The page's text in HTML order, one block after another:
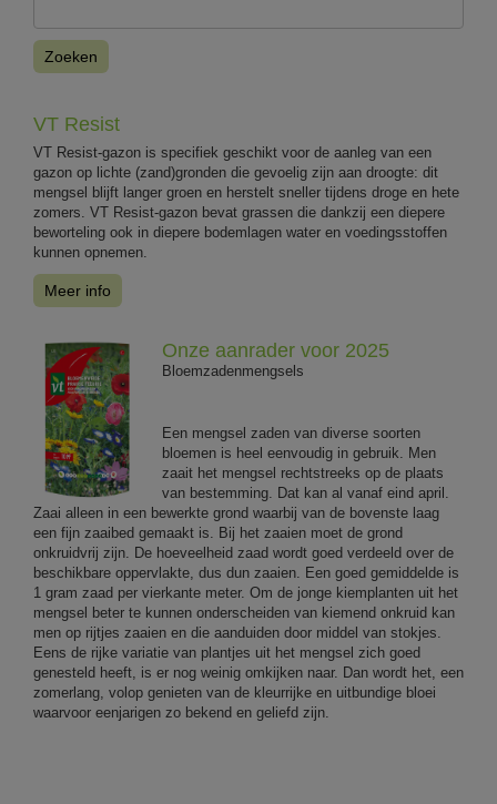
Zoeken
VT Resist
VT Resist-gazon is specifiek geschikt voor de aanleg van een
gazon op lichte (zand)gronden die gevoelig zijn aan droogte: dit
mengsel blijft langer groen en herstelt sneller tijdens droge en hete
zomers. VT Resist-gazon bevat grassen die dankzij een diepere
beworteling ook in diepere bodemlagen water en voedingsstoffen
kunnen opnemen.
Meer info
Onze aanrader voor 2025
Bloemzadenmengsels
Een mengsel zaden van diverse soorten
bloemen is heel eenvoudig in gebruik. Men
zaait het mengsel rechtstreeks op de plaats
van bestemming. Dat kan al vanaf eind april.
Zaai alleen in een bewerkte grond waarbij van de bovenste laag
een fijn zaaibed gemaakt is. Bij het zaaien moet de grond
onkruidvrij zijn. De hoeveelheid zaad wordt goed verdeeld over de
beschikbare oppervlakte, dus dun zaaien. Een goed gemiddelde is
1 gram zaad per vierkante meter. Om de jonge kiemplanten uit het
mengsel beter te kunnen onderscheiden van kiemend onkruid kan
men op rijtjes zaaien en die aanduiden door middel van stokjes.
Eens de rijke variatie van plantjes uit het mengsel zich goed
genesteld heeft, is er nog weinig omkijken naar. Dan wordt het, een
zomerlang, volop genieten van de kleurrijke en uitbundige bloei
waarvoor eenjarigen zo bekend en geliefd zijn.